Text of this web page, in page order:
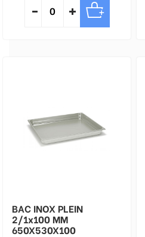
BAC INOX PLEIN
2/1x100 MM
650X530X100